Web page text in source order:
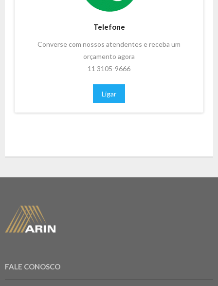
Telefone
Converse com nossos atendentes e receba um
orçamento agora
11 3105-9666
Ligar
FALE CONOSCO